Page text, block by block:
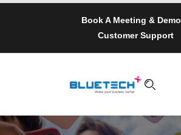
Book A Meeting & Demo
Customer Support